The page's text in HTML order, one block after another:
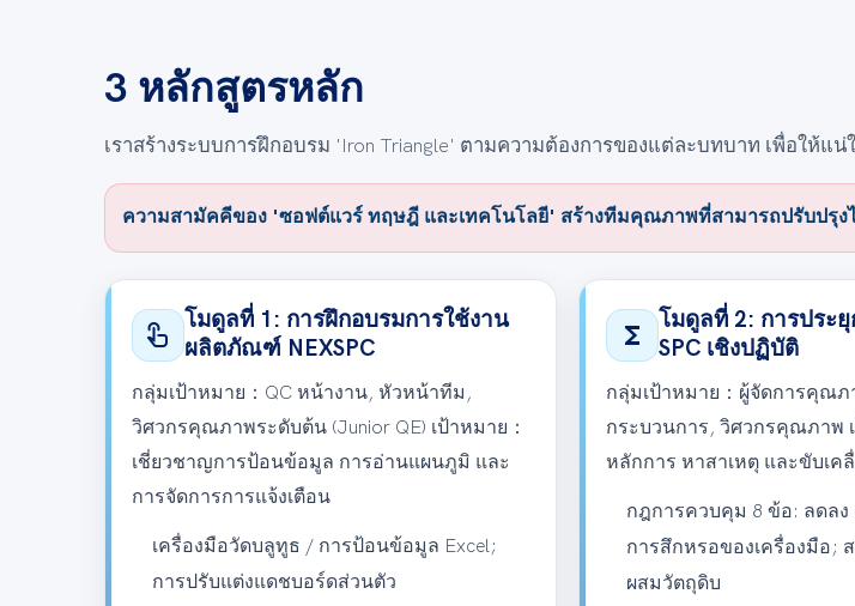
3 หลักสูตรหลัก
เราสร้างระบบการฝึกอบรม 'Iron Triangle' ตามความต้องการของแต่ละบทบาท เพื่อให้
ความสามัคคีของ 'ซอฟต์แวร์ ทฤษฎี และเทคโนโลยี' สร้างทีมคุณภาพที่สามารถปรับปรุง
touch_app
โมดูลที่ 1: การฝึกอบรมการใช้งาน
ผลิตภัณฑ์ NEXSPC
กลุ่มเป้าหมาย： QC หน้างาน, หัวหน้าทีม,
วิศวกรคุณภาพระดับต้น (Junior QE) เป้าหมาย：
เชี่ยวชาญการป้อนข้อมูล การอ่านแผนภูมิ และ
การจัดการการแจ้งเตือน
เครื่องมือวัดบลูทูธ / การป้อนข้อมูล Excel;
การปรับแต่งแดชบอร์ดส่วนตัว
functions
โมดูลที่ 2: การประ
SPC เชิงปฏิบัติ
กลุ่มเป้าหมาย： ผู้จัดการคุณภ
กระบวนการ, วิศวกรคุณภาพ
หลักการ หาสาเหตุ และขับเค
กฎการควบคุม 8 ข้อ: ลดลง
การสึกหรอของเครื่องมือ;
ผสมวัตถุดิบ